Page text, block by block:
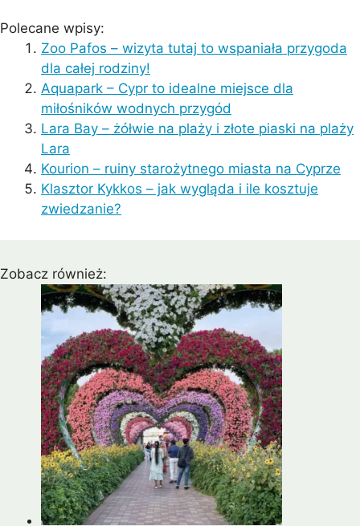
Polecane wpisy:
Zoo Pafos – wizyta tutaj to wspaniała przygoda
dla całej rodziny!
Aquapark – Cypr to idealne miejsce dla
miłośników wodnych przygód
Lara Bay – żółwie na plaży i złote piaski na plaży
Lara
Kourion – ruiny starożytnego miasta na Cyprze
Klasztor Kykkos – jak wygląda i ile kosztuje
zwiedzanie?
Zobacz również: